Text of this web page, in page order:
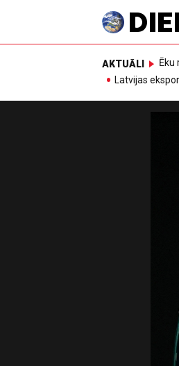
AKTUĀLI Ēku
Latvijas